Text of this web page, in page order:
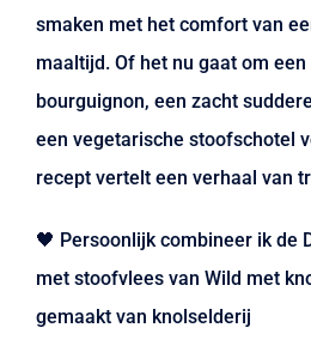
smaken met het comfort van
maaltijd. Of het nu gaat om
bourguignon, een zacht
een vegetarische stoofschotel
recept vertelt een verhaal van
🖤 Persoonlijk combineer ik de
met stoofvlees van Wild met
gemaakt van knolselderij